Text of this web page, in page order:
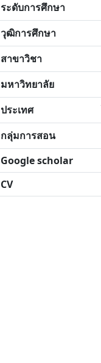
ระดับการศึกษา
วุฒิการศึกษา
สาขาวิชา
มหาวิทยาลัย
ประเทศ
กลุ่มการสอน
Google scholar
CV